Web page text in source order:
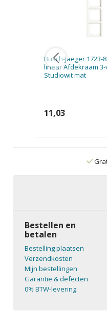
Busch-Jaeger 1723-
linear Afdekraam
Studiowit mat
11,03
Bestellen en
betalen
Bestelling plaatsen
Verzendkosten
Mijn bestellingen
Garantie & defecten
0% BTW-levering